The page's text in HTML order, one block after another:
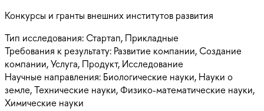
Конкурсы и гранты внешних институтов развития
Тип исследования: Стартап, Прикладные
Требования к результату: Развитие компании, Создание
компании, Услуга, Продукт, Исследование
Научные направления: Биологические науки, Науки о
земле, Технические науки, Физико-математические науки,
Химические науки